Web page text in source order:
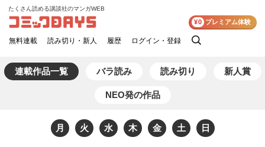
コミックDAYS
たくさん読める講談社のマンガWEB
無料連載 読み切り・新人 履歴 ログイン・登録
検
¥0 プレミアム体験
連載作品一覧 バラ読み 読み切り 新人賞
NEO発の作品
月 火 水 木 金 土 日